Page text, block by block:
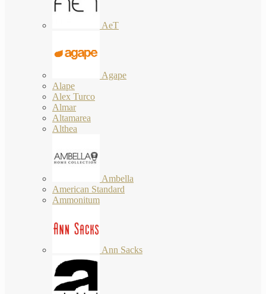
AeT
Agape
Alape
Alex Turco
Almar
Altamarea
Althea
Ambella
American Standard
Ammonitum
Ann Sacks